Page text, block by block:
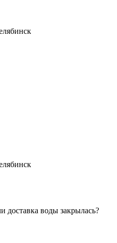
доставка воды закрылась?